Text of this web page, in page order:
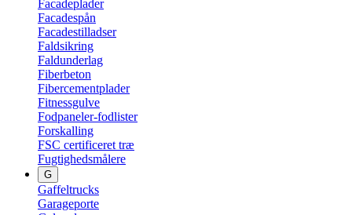
Facadeplader
Facadespån
Facadestilladser
Faldsikring
Faldunderlag
Fiberbeton
Fibercementplader
Fitnessgulve
Fodpaneler-fodlister
Forskalling
FSC certificeret træ
Fugtighedsmålere
G
Gaffeltrucks
Garageporte